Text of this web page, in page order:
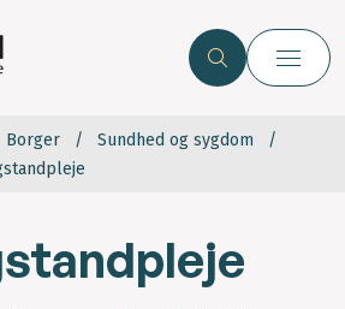
Borger
Sundhed og sygdom